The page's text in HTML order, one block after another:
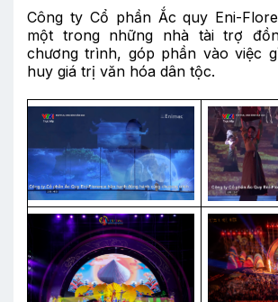
Công ty Cổ phần Ắc quy Eni-
một trong những nhà tài trợ
chương trình, góp phần vào việc
huy giá trị văn hóa dân tộc.